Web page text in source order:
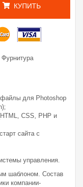
КУПИТЬ
для Photoshop
CSS, PHP и
сайта с
управления.
шаблоном. Состав
компании-